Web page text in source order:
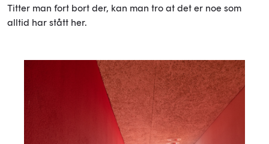
Titter man fort bort der, kan man tro at det er noe som
alltid har stått her.